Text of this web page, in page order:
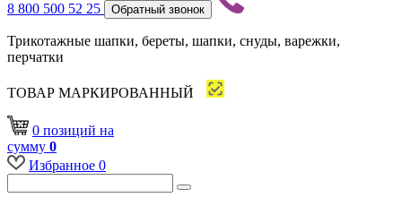
8 800 500 52 25 Обратный звонок
Трикотажные шапки, береты, шапки, снуды, варежки,
перчатки
ТОВАР МАРКИРОВАННЫЙ
0 позиций на
сумму 0
Избранное 0